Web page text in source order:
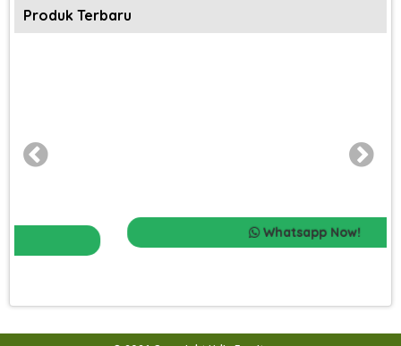
Produk Terbaru
Whatsapp Now!